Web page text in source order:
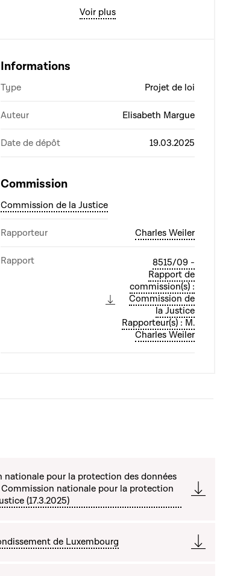
Voir plus
Informations
Type Projet de loi
Auteur Elisabeth Margue
Date de dépôt 19.03.2025
Commission
Commission de la Justice
Rapporteur Charles Weiler
Rapport
8515/09 -
Rapport de
commission(s) :
Commission de
la Justice
Rapporteur(s) : M.
Charles Weiler
nationale pour la protection des données
nationale pour la protection
(17.3.2025)
de Luxembourg